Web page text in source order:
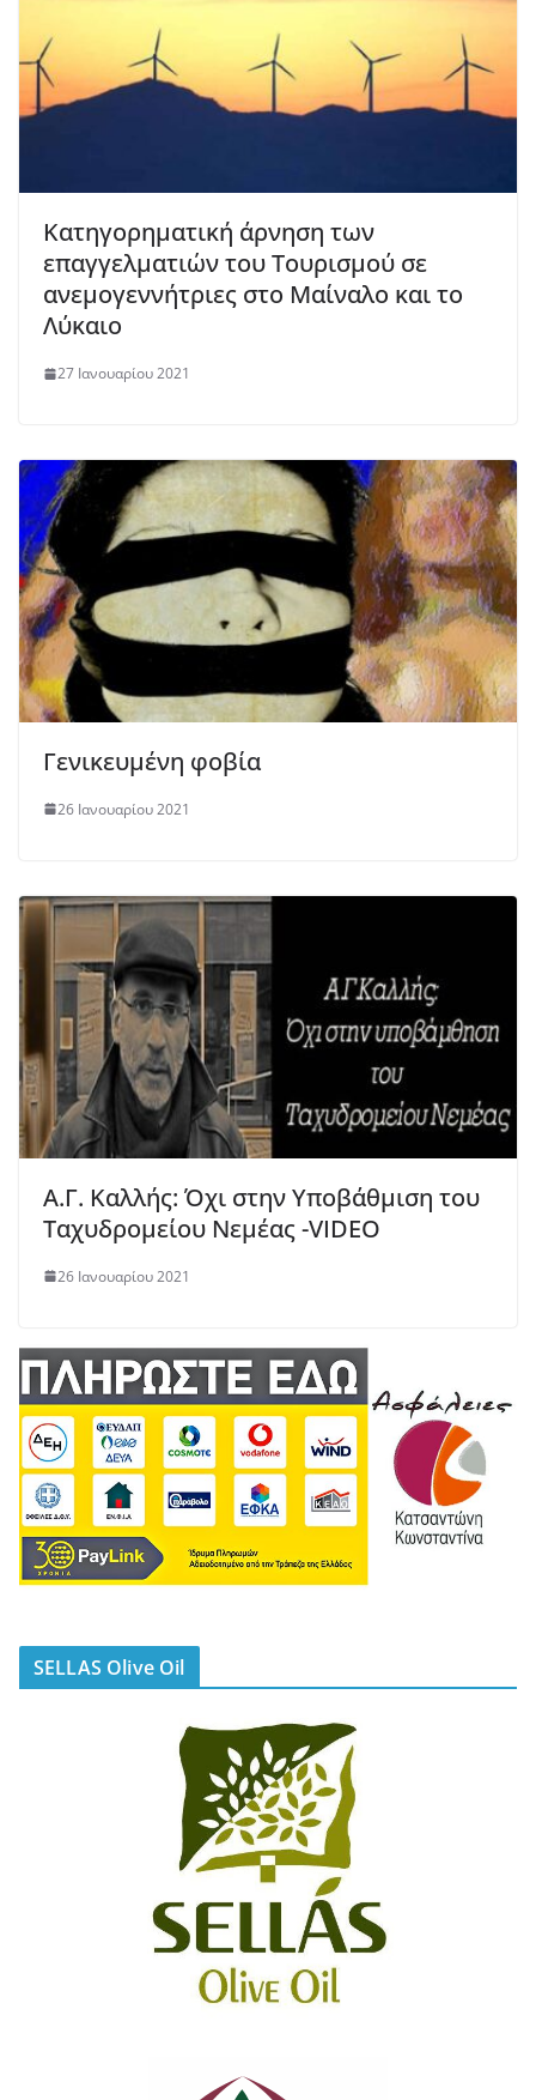
Κατηγορηματική άρνηση των
επαγγελματιών του Τουρισμού σε
ανεμογεννήτριες στο Μαίναλο και το
Λύκαιο
27 Ιανουαρίου 2021
Γενικευμένη φοβία
26 Ιανουαρίου 2021
Α.Γ. Καλλής: Όχι στην Υποβάθμιση του
Ταχυδρομείου Νεμέας -VIDEO
26 Ιανουαρίου 2021
SELLAS Olive Oil